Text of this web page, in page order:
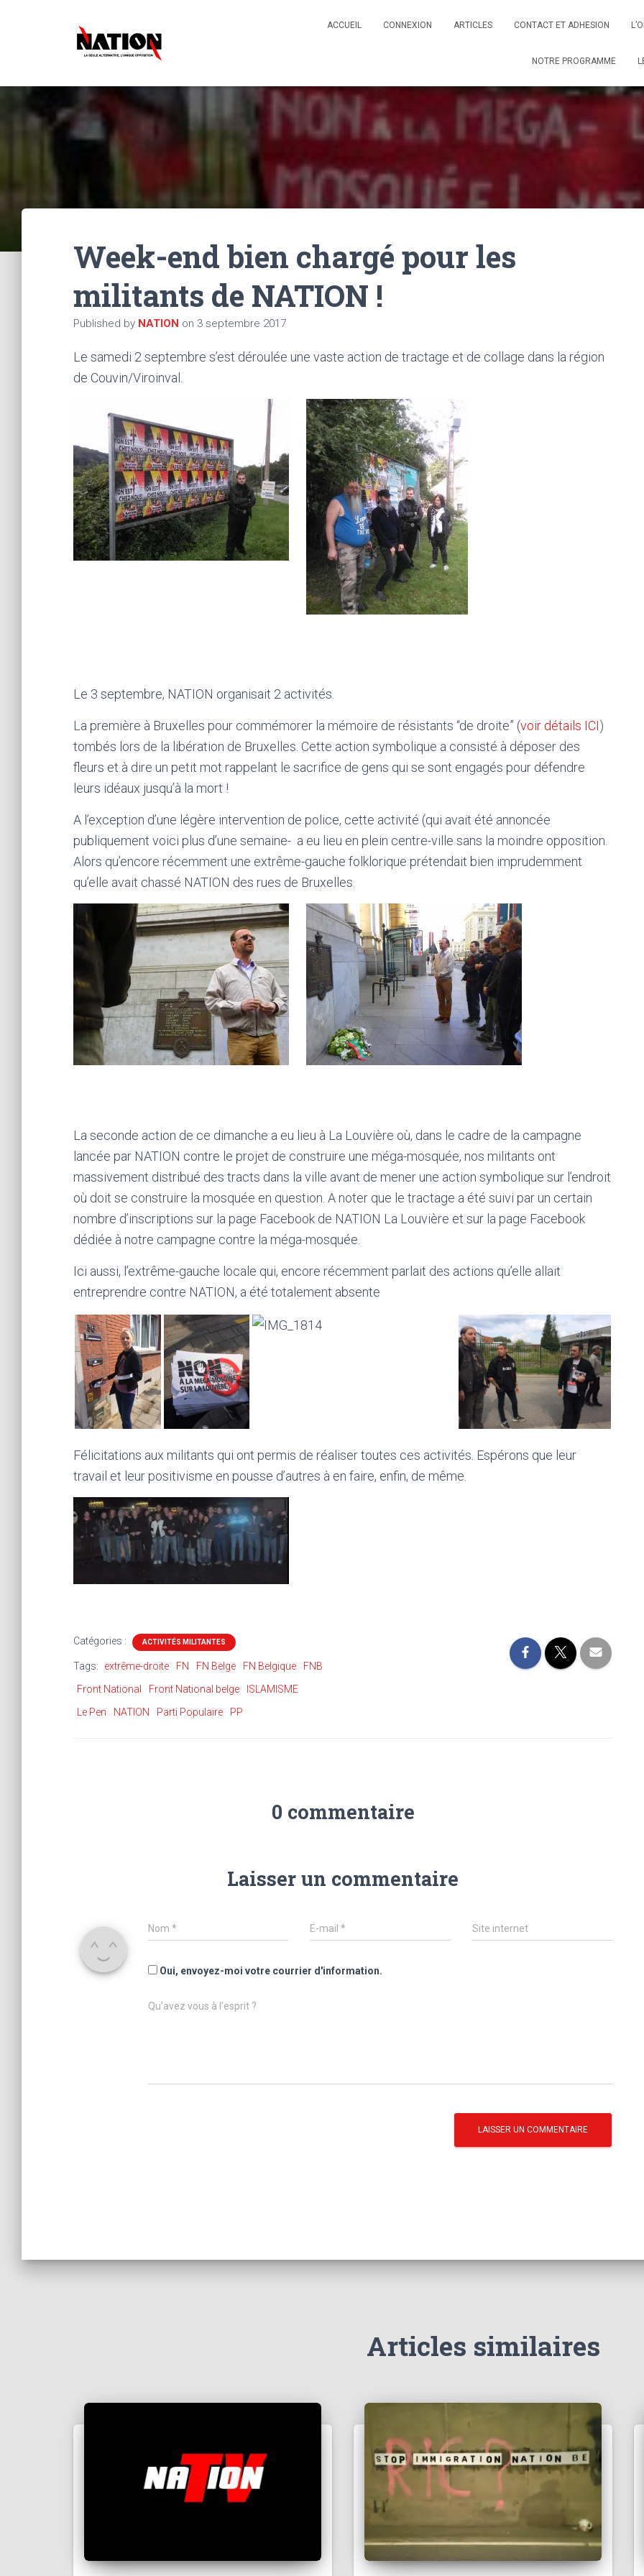
ACCUEIL CONNEXION ARTICLES CONTACT ET ADHESION
NOTRE PROGRAMME
Week-end bien chargé pour les
militants de NATION !
Published by NATION on 3 septembre 2017
Le samedi 2 septembre s’est déroulée une vaste action de tractage et de collage dans la région
de Couvin/Viroinval.
Le 3 septembre, NATION organisait 2 activités.
La première à Bruxelles pour commémorer la mémoire de résistants “de droite” (voir détails ICI)
tombés lors de la libération de Bruxelles. Cette action symbolique a consisté à déposer des
fleurs et à dire un petit mot rappelant le sacrifice de gens qui se sont engagés pour défendre
leurs idéaux jusqu’à la mort !
A l’exception d’une légère intervention de police, cette activité (qui avait été annoncée
publiquement voici plus d’une semaine- a eu lieu en plein centre-ville sans la moindre opposition.
Alors qu’encore récemment une extrême-gauche folklorique prétendait bien imprudemment
qu’elle avait chassé NATION des rues de Bruxelles.
La seconde action de ce dimanche a eu lieu à La Louvière où, dans le cadre de la campagne
lancée par NATION contre le projet de construire une méga-mosquée, nos militants ont
massivement distribué des tracts dans la ville avant de mener une action symbolique sur l’endroit
où doit se construire la mosquée en question. A noter que le tractage a été suivi par un certain
nombre d’inscriptions sur la page Facebook de NATION La Louvière et sur la page Facebook
dédiée à notre campagne contre la méga-mosquée.
Ici aussi, l’extrême-gauche locale qui, encore récemment parlait des actions qu’elle allait
entreprendre contre NATION, a été totalement absente
Félicitations aux militants qui ont permis de réaliser toutes ces activités. Espérons que leur
travail et leur positivisme en pousse d’autres à en faire, enfin, de même.
Catégories : ACTIVITÉS MILITANTES
Tags: extrême-droite FN FN Belge FN Belgique
FNB
Front National
Front National belge
ISLAMISME
Le Pen
NATION Parti Populaire PP
0 commentaire
Laisser un commentaire
Nom * E-mail* Site internet
Oui, envoyez-moi votre courrier d'information.
Qu’avez vous à l’esprit ?
Articles similaires